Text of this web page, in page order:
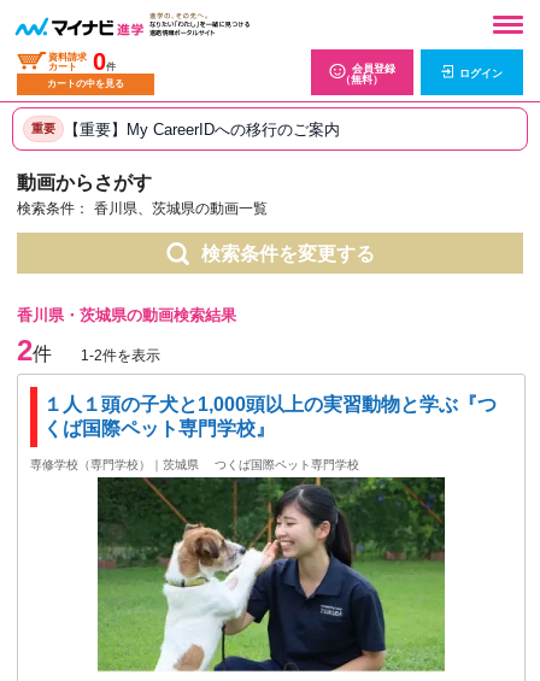
資料請求
カート
0件
カートの中を見る
会員登録
（無料）
ログイン
重要 【重要】My CareerIDへの移行のご案内
動画からさがす
検索条件： 香川県、茨城県の動画一覧
検索条件を変更する
香川県・茨城県の動画検索結果
2件 1-2件を表示
１人１頭の子犬と1,000頭以上の実習動物と学ぶ『つ
くば国際ペット専門学校』
専修学校（専門学校）｜茨城県 つくば国際ペット専門学校